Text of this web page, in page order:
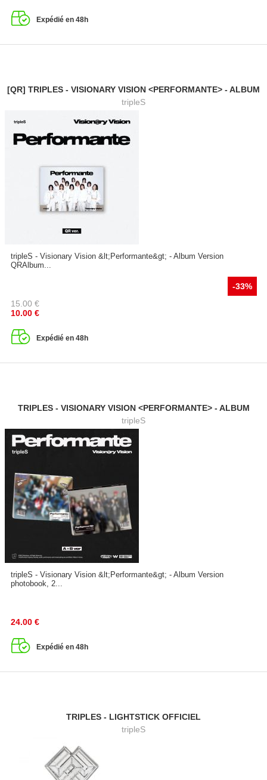
Expédié en 48h
[QR] TRIPLES - VISIONARY VISION <PERFORMANTE> - ALBUM
tripleS
tripleS - Visionary Vision &lt;Performante&gt; - Album Version
QRAlbum...
-33%
15.00 €
10.00 €
Expédié en 48h
TRIPLES - VISIONARY VISION <PERFORMANTE> - ALBUM
tripleS
tripleS - Visionary Vision &lt;Performante&gt; - Album Version
photobook, 2...
24.00 €
Expédié en 48h
TRIPLES - LIGHTSTICK OFFICIEL
tripleS